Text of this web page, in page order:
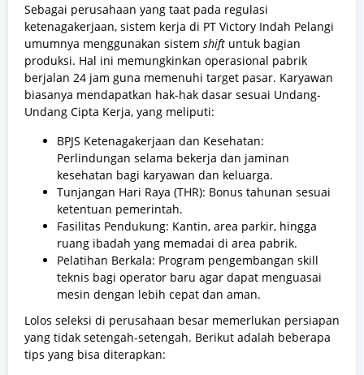
Sebagai perusahaan yang taat pada regulasi
ketenagakerjaan, sistem kerja di PT Victory Indah Pelangi
umumnya menggunakan sistem shift untuk bagian
produksi. Hal ini memungkinkan operasional pabrik
berjalan 24 jam guna memenuhi target pasar. Karyawan
biasanya mendapatkan hak-hak dasar sesuai Undang-
Undang Cipta Kerja, yang meliputi:
BPJS Ketenagakerjaan dan Kesehatan:
Perlindungan selama bekerja dan jaminan
kesehatan bagi karyawan dan keluarga.
Tunjangan Hari Raya (THR): Bonus tahunan sesuai
ketentuan pemerintah.
Fasilitas Pendukung: Kantin, area parkir, hingga
ruang ibadah yang memadai di area pabrik.
Pelatihan Berkala: Program pengembangan skill
teknis bagi operator baru agar dapat menguasai
mesin dengan lebih cepat dan aman.
Lolos seleksi di perusahaan besar memerlukan persiapan
yang tidak setengah-setengah. Berikut adalah beberapa
tips yang bisa diterapkan: